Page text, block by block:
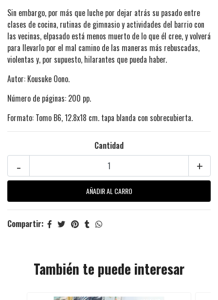
Sin embargo, por más que luche por dejar atrás su pasado entre
clases de cocina, rutinas de gimnasio y actividades del barrio con
las vecinas, elpasado está menos muerto de lo que él cree, y volverá
para llevarlo por el mal camino de las maneras más rebuscadas,
violentas y, por supuesto, hilarantes que pueda haber.
Autor: Kousuke Oono.
Número de páginas: 200 pp.
Formato: Tomo B6, 12.8x18 cm. tapa blanda con sobrecubierta.
Cantidad
+
-
Compartir:
También te puede interesar